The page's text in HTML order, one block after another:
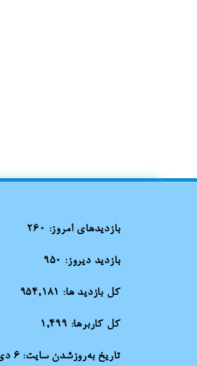
بازدیدهای امروز: 260
بازدید دیروز: 950
کل بازدید ها: 954,181
کل کاربرها: 1,499
تاریخ به‌روزشدن سایت: ۶ دی ۱۳۹۹